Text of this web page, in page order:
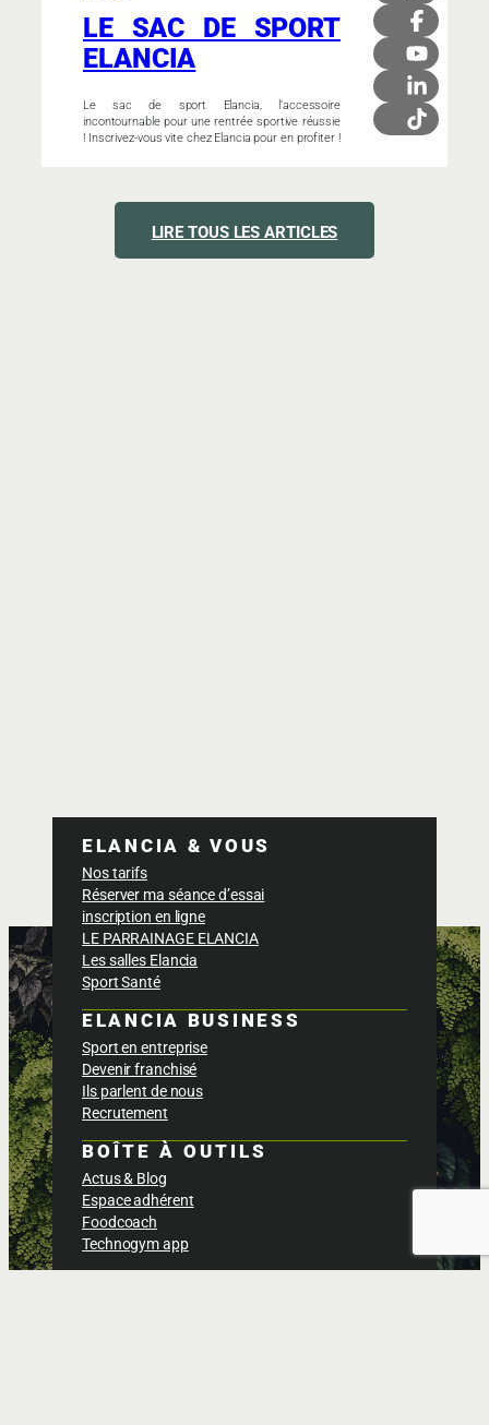
LE SAC DE SPORT
ELANCIA
Le sac de sport Elancia, l’accessoire
incontournable pour une rentrée sportive réussie
! Inscrivez-vous vite chez Elancia pour en profiter !
LIRE TOUS LES ARTICLES
ELANCIA & VOUS
Nos tarifs
Réserver ma séance d’essai
inscription en ligne
LE PARRAINAGE ELANCIA
Les salles Elancia
Sport Santé
ELANCIA BUSINESS
Sport en entreprise
Devenir franchisé
Ils parlent de nous
Recrutement
BOÎTE À OUTILS
Actus & Blog
Espace adhérent
Foodcoach
Technogym app